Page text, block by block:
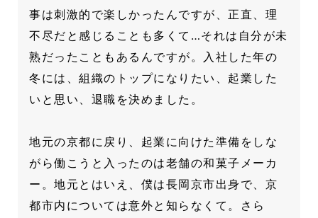
事は刺激的で楽しかったんですが、正直、理
不尽だと感じることも多くて…それは自分が未
熟だったこともあるんですが。入社した年の
冬には、組織のトップになりたい、起業した
いと思い、退職を決めました。
地元の京都に戻り、起業に向けた準備をしな
がら働こうと入ったのは老舗の和菓子メーカ
ー。地元とはいえ、僕は長岡京市出身で、京
都市内については意外と知らなくて。さら